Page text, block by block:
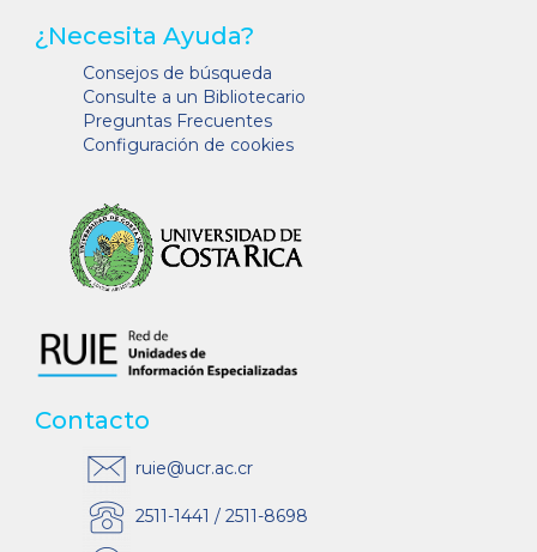
¿Necesita Ayuda?
Consejos de búsqueda
Consulte a un Bibliotecario
Preguntas Frecuentes
Configuración de cookies
Contacto
ruie@ucr.ac.cr
2511-1441 / 2511-8698